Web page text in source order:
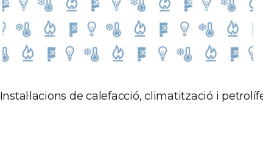
Instal·lacions de calefacció, climatització i